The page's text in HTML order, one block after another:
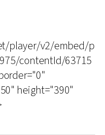
player/v2/embed/p
contentId/63715
height="390"